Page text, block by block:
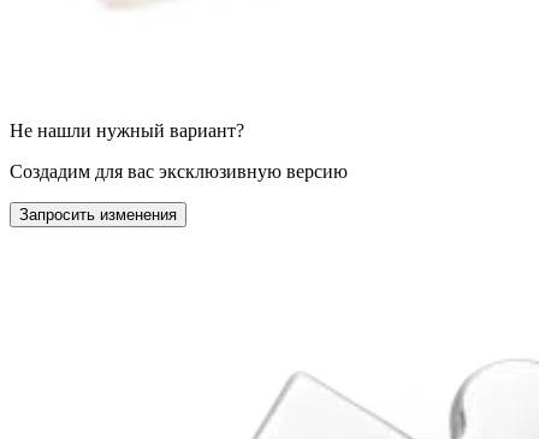
Не нашли нужный вариант?
Создадим для вас эксклюзивную версию
Запросить изменения